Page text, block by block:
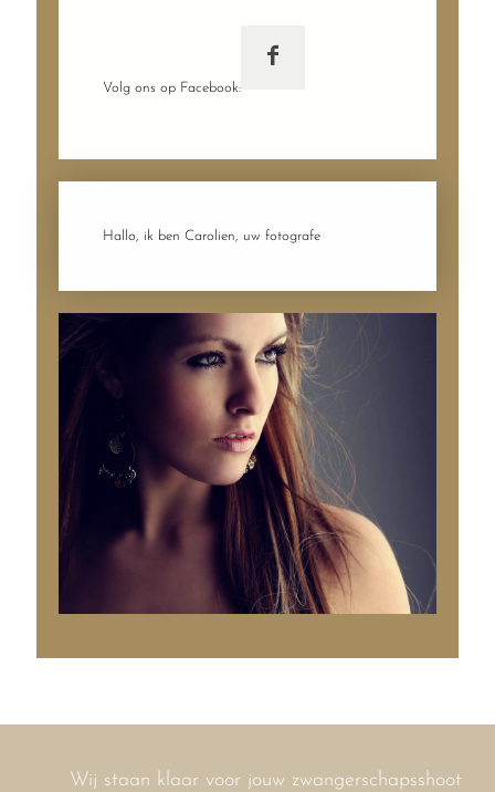
Volg ons op Facebook:
Hallo, ik ben Carolien, uw fotografe
Wij staan klaar voor jouw zwangerschapsshoot